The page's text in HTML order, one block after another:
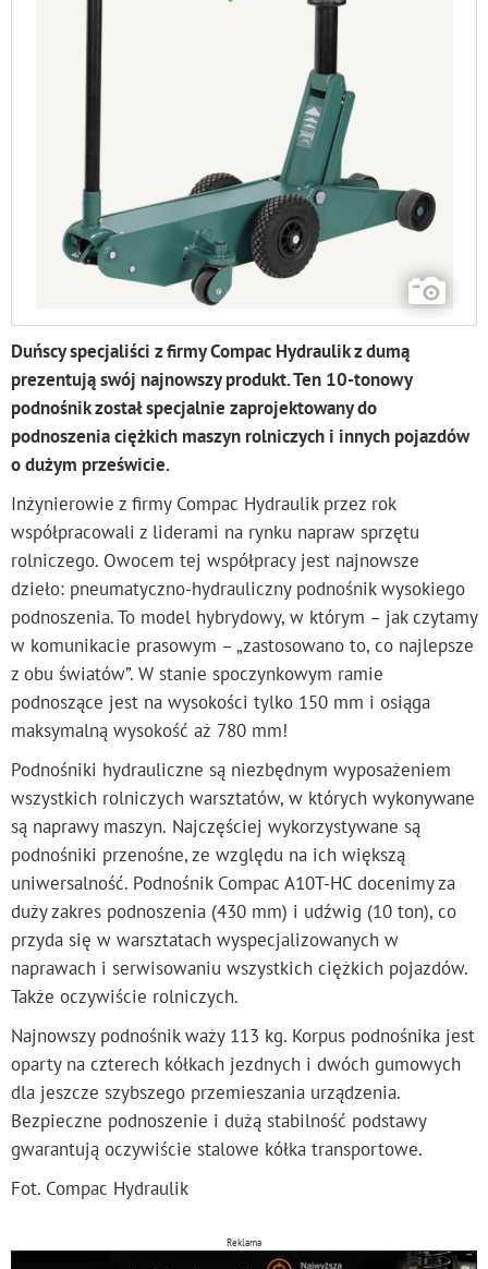
Duńscy specjaliści z firmy Compac Hydraulik z dumą
prezentują swój najnowszy produkt. Ten 10-tonowy
podnośnik został specjalnie zaprojektowany do
podnoszenia ciężkich maszyn rolniczych i innych pojazdów
o dużym prześwicie.
Inżynierowie z firmy Compac Hydraulik przez rok
współpracowali z liderami na rynku napraw sprzętu
rolniczego. Owocem tej współpracy jest najnowsze
dzieło: pneumatyczno-hydrauliczny podnośnik wysokiego
podnoszenia. To model hybrydowy, w którym – jak czytamy
w komunikacie prasowym – „zastosowano to, co najlepsze
z obu światów”. W stanie spoczynkowym ramie
podnoszące jest na wysokości tylko 150 mm i osiąga
maksymalną wysokość aż 780 mm!
Podnośniki hydrauliczne są niezbędnym wyposażeniem
wszystkich rolniczych warsztatów, w których wykonywane
są naprawy maszyn. Najczęściej wykorzystywane są
podnośniki przenośne, ze względu na ich większą
uniwersalność. Podnośnik Compac A10T-HC docenimy za
duży zakres podnoszenia (430 mm) i udźwig (10 ton), co
przyda się w warsztatach wyspecjalizowanych w
naprawach i serwisowaniu wszystkich ciężkich pojazdów.
Także oczywiście rolniczych.
Najnowszy podnośnik waży 113 kg. Korpus podnośnika jest
oparty na czterech kółkach jezdnych i dwóch gumowych
dla jeszcze szybszego przemieszania urządzenia.
Bezpieczne podnoszenie i dużą stabilność podstawy
gwarantują oczywiście stalowe kółka transportowe.
Fot. Compac Hydraulik
Reklama